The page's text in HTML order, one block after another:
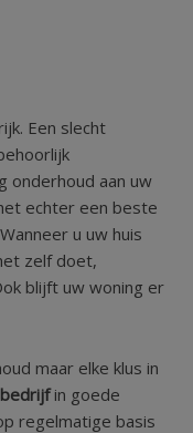
Een slecht
onderhoud aan uw
echter een beste
u uw huis
zelf doet,
blijft uw woning er
maar elke klus in
in goede
regelmatige basis